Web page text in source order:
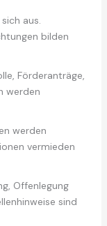
aus.
bilden
Förderanträge,
werden
werden
vermieden
Offenlegung
sind